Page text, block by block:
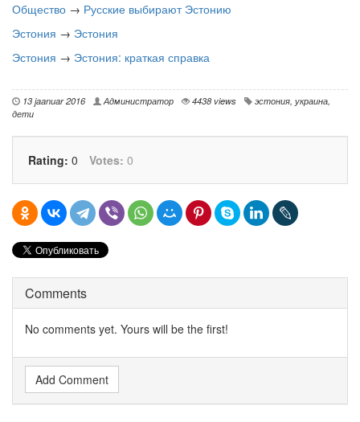
Общество → Русские выбирают Эстонию
Эстония → Эстония
Эстония → Эстония: краткая справка
13 jaanuar 2016 Администратор 4438 views эстония, украина,
дети
Rating: 0 Votes: 0
Comments
No comments yet. Yours will be the first!
Add Comment